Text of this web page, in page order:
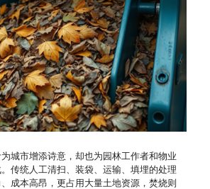
城市增添诗意，却也为园林工作者和物业
传统人工清扫、装袋、运输、填埋的处理
成本高昂，更占用大量土地资源，焚烧则